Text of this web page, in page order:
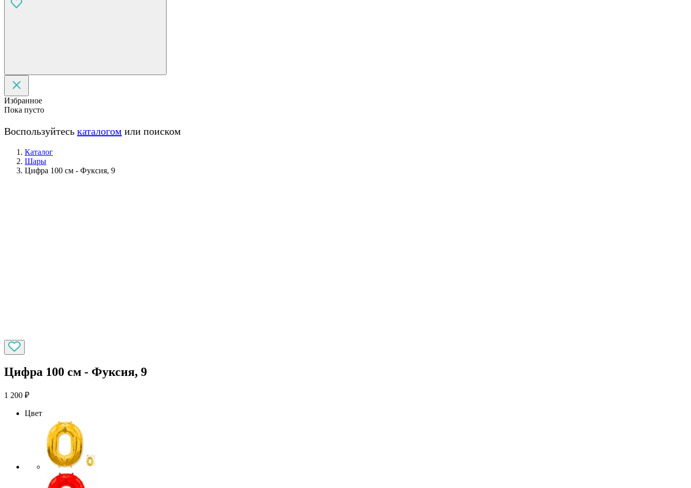
Избранное
Пока пусто
Воспользуйтесь каталогом или поиском
Каталог
Шары
Цифра 100 см - Фуксия, 9
Цифра 100 см - Фуксия, 9
1 200 ₽
Цвет